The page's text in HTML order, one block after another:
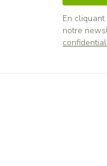
En
notre